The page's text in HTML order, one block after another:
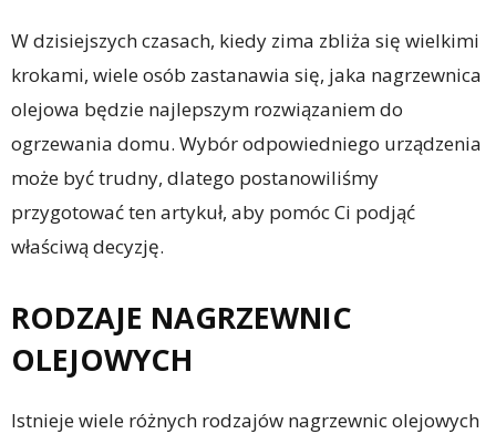
W dzisiejszych czasach, kiedy zima zbliża się wielkimi
krokami, wiele osób zastanawia się, jaka nagrzewnica
olejowa będzie najlepszym rozwiązaniem do
ogrzewania domu. Wybór odpowiedniego urządzenia
może być trudny, dlatego postanowiliśmy
przygotować ten artykuł, aby pomóc Ci podjąć
właściwą decyzję.
RODZAJE NAGRZEWNIC
OLEJOWYCH
Istnieje wiele różnych rodzajów nagrzewnic olejowych